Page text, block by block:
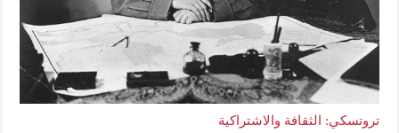
تروتسكي: الثقافة والاشتراكية